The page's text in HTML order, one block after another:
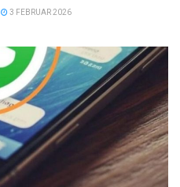
3 FEBRUAR 2026